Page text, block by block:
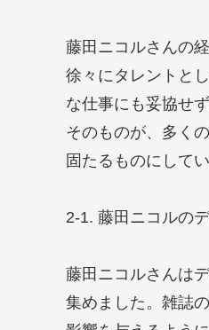
藤田ニコルさんの
徐々にタレントと
な仕事にも妥協せ
そのものが、多く
固たるものにしてい
2-1. 藤田ニコルの
藤田ニコルさんは
集めました。雑誌